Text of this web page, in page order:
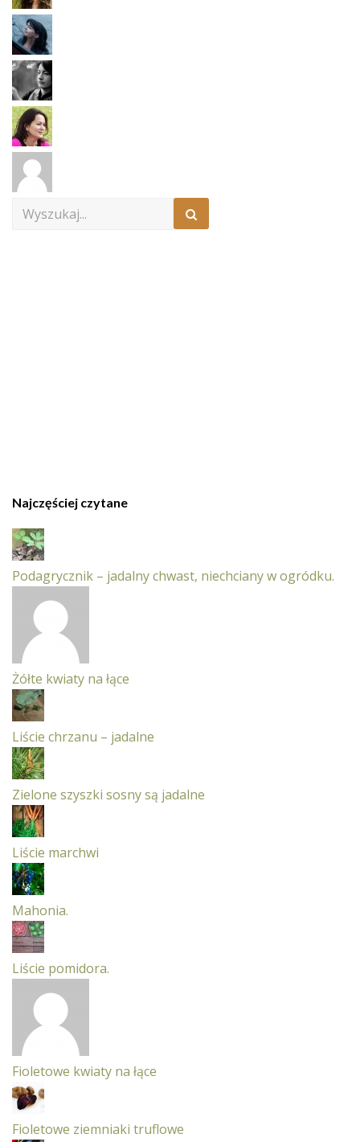
Search
Najczęściej czytane
Podagrycznik – jadalny chwast, niechciany w ogródku.
Żółte kwiaty na łące
Liście chrzanu – jadalne
Zielone szyszki sosny są jadalne
Liście marchwi
Mahonia.
Liście pomidora.
Fioletowe kwiaty na łące
Fioletowe ziemniaki truflowe